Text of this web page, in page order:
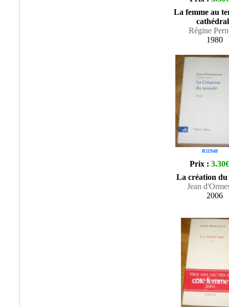
La femme au
Régine
1980
R11948
Prix : 3.30€
La création du
Jean
2006